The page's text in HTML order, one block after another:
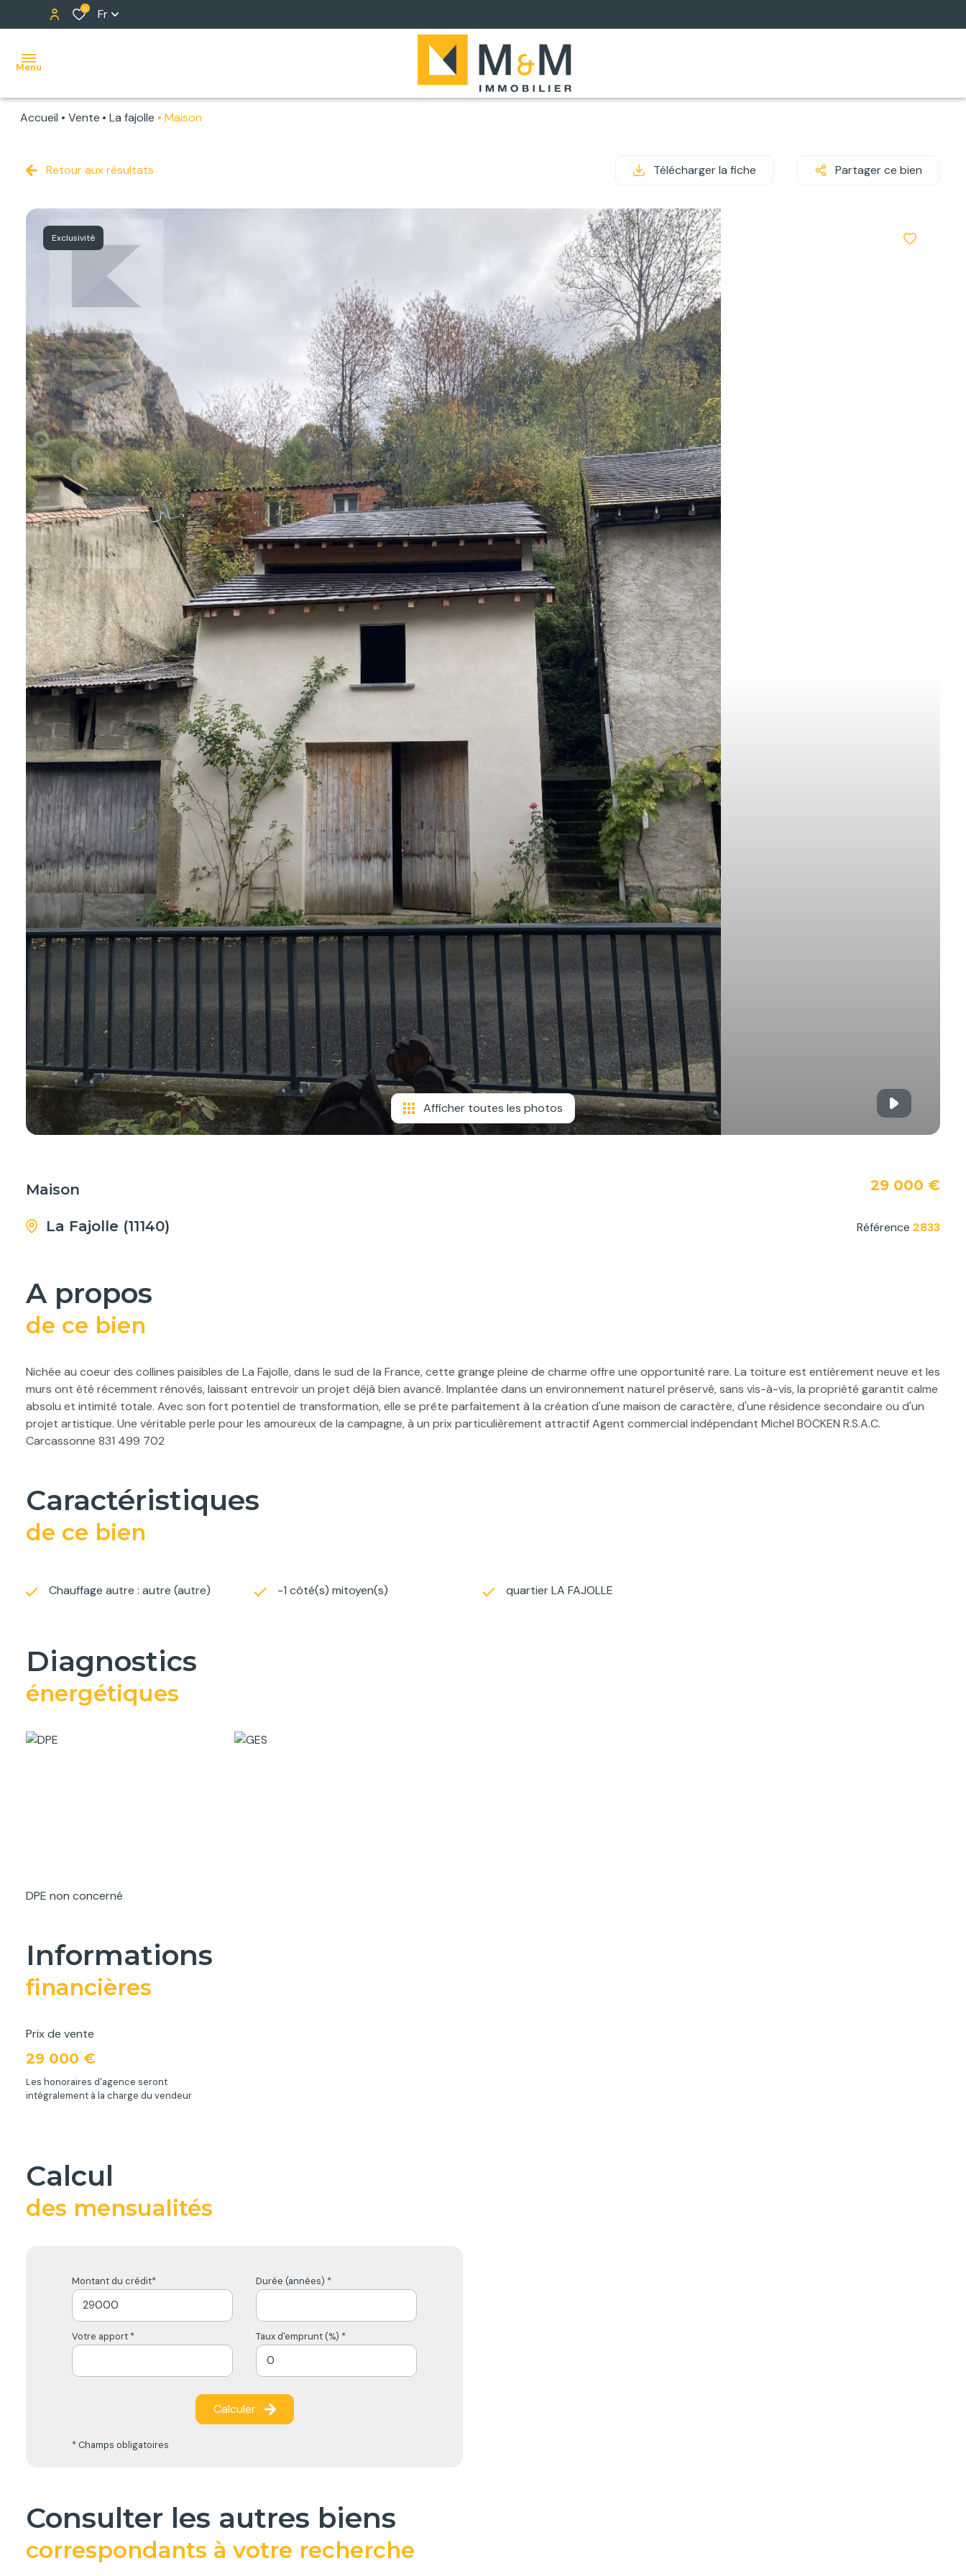
0 Fr
Menu
NOS
ALERTE
E-MAIL
NOS
SERVICES
NOUS
CONTACTER
Accueil Vente La fajolle Maison
Retour aux résultats Télécharger la fiche Partager ce bien
Exclusivité
Afficher toutes les photos
Maison
La Fajolle (11140)
29 000 €
Référence 2833
a propos
de ce bien
Nichée au coeur des collines paisibles de La Fajolle, dans le sud de la France, cette grange pleine de charme offre une opportunité rare. La toiture est entièrement neuve et les
murs ont été récemment rénovés, laissant entrevoir un projet déjà bien avancé. Implantée dans un environnement naturel préservé, sans vis-à-vis, la propriété garantit calme
absolu et intimité totale. Avec son fort potentiel de transformation, elle se prête parfaitement à la création d'une maison de caractère, d'une résidence secondaire ou d'un
projet artistique. Une véritable perle pour les amoureux de la campagne, à un prix particulièrement attractif Agent commercial indépendant Michel BOCKEN R.S.A.C.
Carcassonne 831 499 702
caractéristiques
de ce bien
Chauffage autre : autre (autre) -1 côté(s) mitoyen(s) quartier LA FAJOLLE
diagnostics
énergétiques
DPE non concerné
informations
financières
Prix de vente
29 000 €
Les honoraires d'agence seront
intégralement à la charge du vendeur
calcul
des mensualités
Montant du crédit* Durée (années) *
Votre apport * Taux d'emprunt (%) *
Calculer
* Champs obligatoires
consulter les autres biens
correspondants à votre recherche